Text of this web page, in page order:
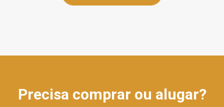
Precisa comprar ou alugar?